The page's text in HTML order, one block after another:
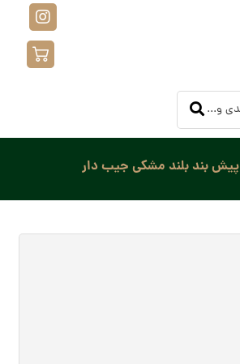
پیش بند بلند مشکی جیب دار